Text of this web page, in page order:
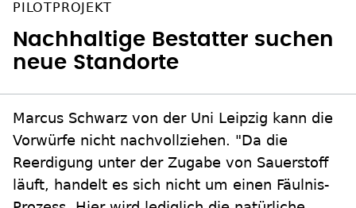
PILOTPROJEKT
Nachhaltige Bestatter suchen
neue Standorte
Marcus Schwarz von der Uni Leipzig kann die
Vorwürfe nicht nachvollziehen. "Da die
Reerdigung unter der Zugabe von Sauerstoff
läuft, handelt es sich nicht um einen Fäulnis-